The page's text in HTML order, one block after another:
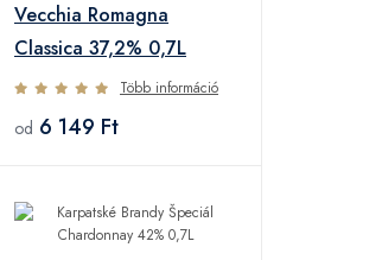
Vecchia Romagna
Classica 37,2% 0,7L
Több információ
od 6 149 Ft